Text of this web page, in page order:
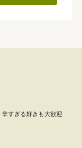
辛すぎる好きも大歓迎